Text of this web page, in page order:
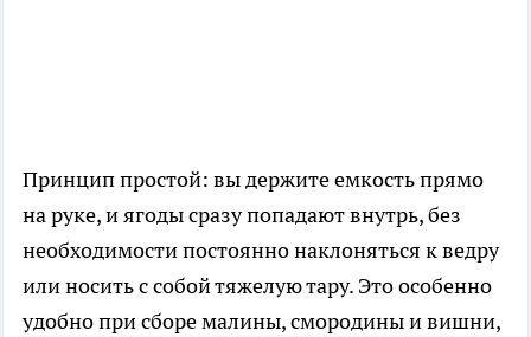
Принцип простой: вы держите емкость прямо
на руке, и ягоды сразу попадают внутрь, без
необходимости постоянно наклоняться к ведру
или носить с собой тяжелую тару. Это особенно
удобно при сборе малины, смородины и вишни,